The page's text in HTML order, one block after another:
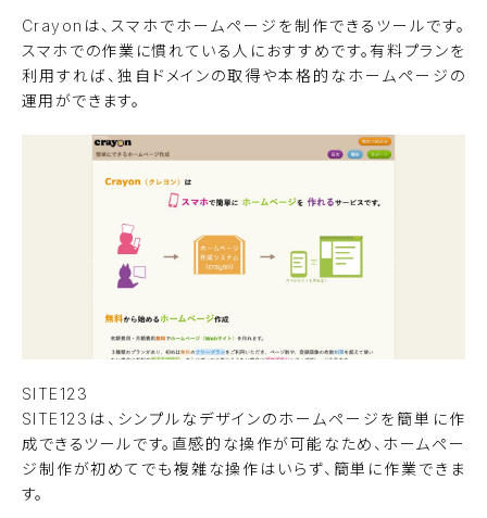
Crayonは、スマホでホームページを制作できるツールです。
スマホでの作業に慣れている人におすすめです。有料プランを
利用すれば、独自ドメインの取得や本格的なホームページの
運用ができます。
SITE123
SITE123は、シンプルなデザインのホームページを簡単に作
成できるツールです。直感的な操作が可能なため、ホームペー
ジ制作が初めてでも複雑な操作はいらず、簡単に作業できま
す。